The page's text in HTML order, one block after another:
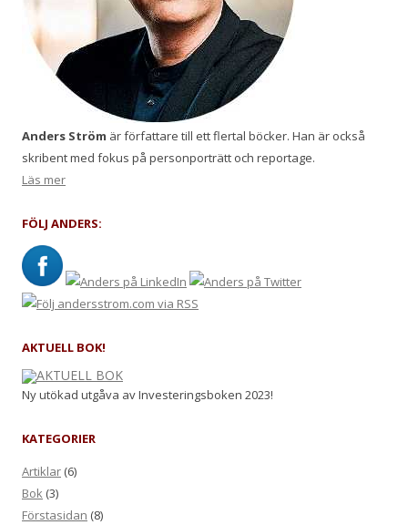
Anders Ström är författare till ett flertal böcker. Han är också
skribent med fokus på personporträtt och reportage.
Läs mer
FÖLJ ANDERS:
AKTUELL BOK!
Ny utökad utgåva av Investeringsboken 2023!
KATEGORIER
Artiklar (6)
Bok (3)
Förstasidan (8)